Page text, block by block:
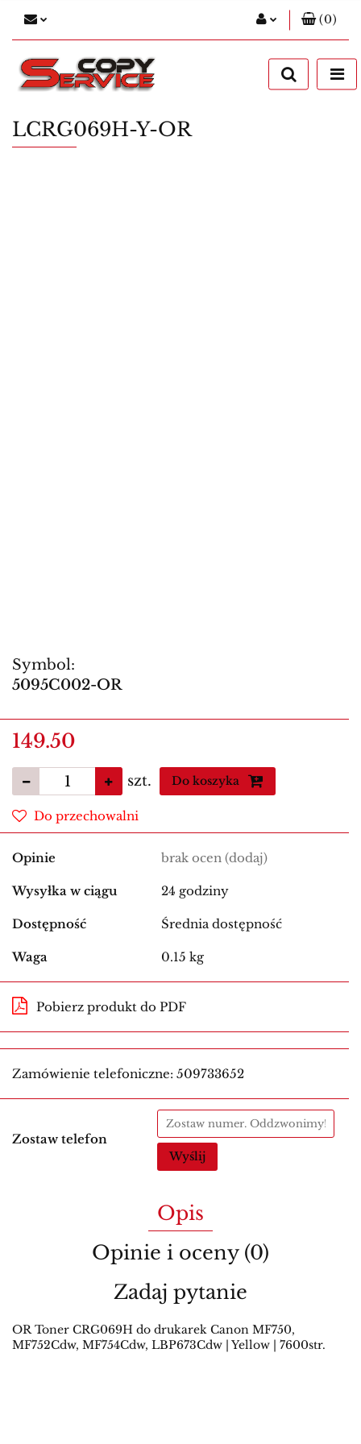
Zaloguj się
Zarejestruj się
(0)
LCRG069H-Y-OR
Symbol:
5095C002-OR
149.50
szt. Do koszyka
Do przechowalni
Opinie brak ocen (dodaj)
Wysyłka w ciągu 24 godziny
Dostępność Średnia dostępność
Waga 0.15 kg
Pobierz produkt do PDF
Zamówienie telefoniczne: 509733652
Zostaw telefon
Wyślij
Opis
Opinie i oceny (0)
Zadaj pytanie
OR Toner CRG069H do drukarek Canon MF750,
MF752Cdw, MF754Cdw, LBP673Cdw | Yellow | 7600str.